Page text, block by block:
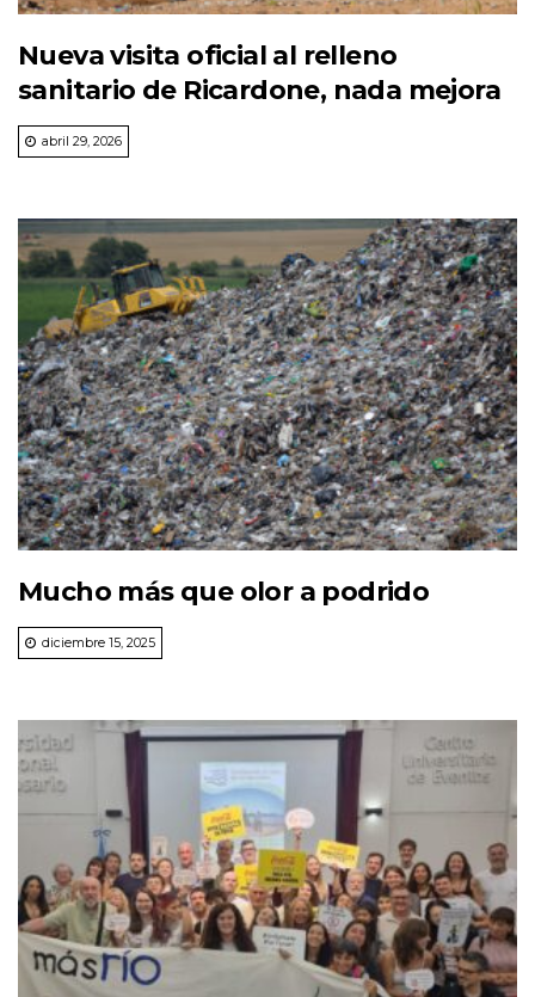
Nueva visita oficial al relleno
sanitario de Ricardone, nada mejora
abril 29, 2026
Mucho más que olor a podrido
diciembre 15, 2025